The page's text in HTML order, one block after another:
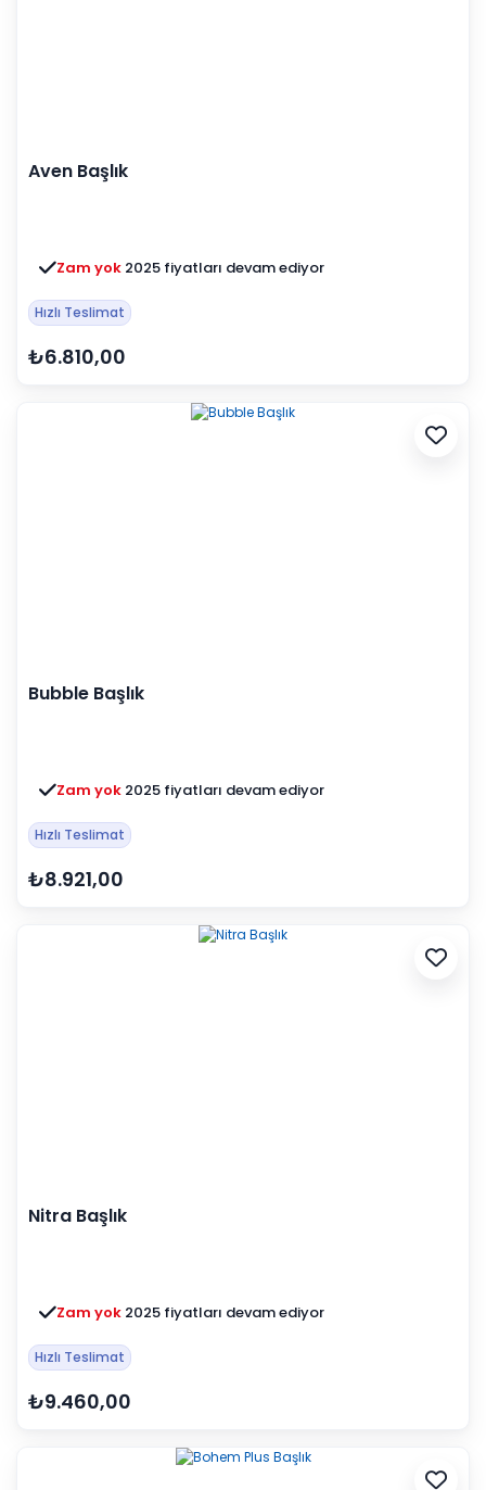
Aven Başlık
Zam yok 2025 fiyatları devam ediyor
Hızlı Teslimat
₺6.810,00
Bubble Başlık
Zam yok 2025 fiyatları devam ediyor
Hızlı Teslimat
₺8.921,00
Nitra Başlık
Zam yok 2025 fiyatları devam ediyor
Hızlı Teslimat
₺9.460,00